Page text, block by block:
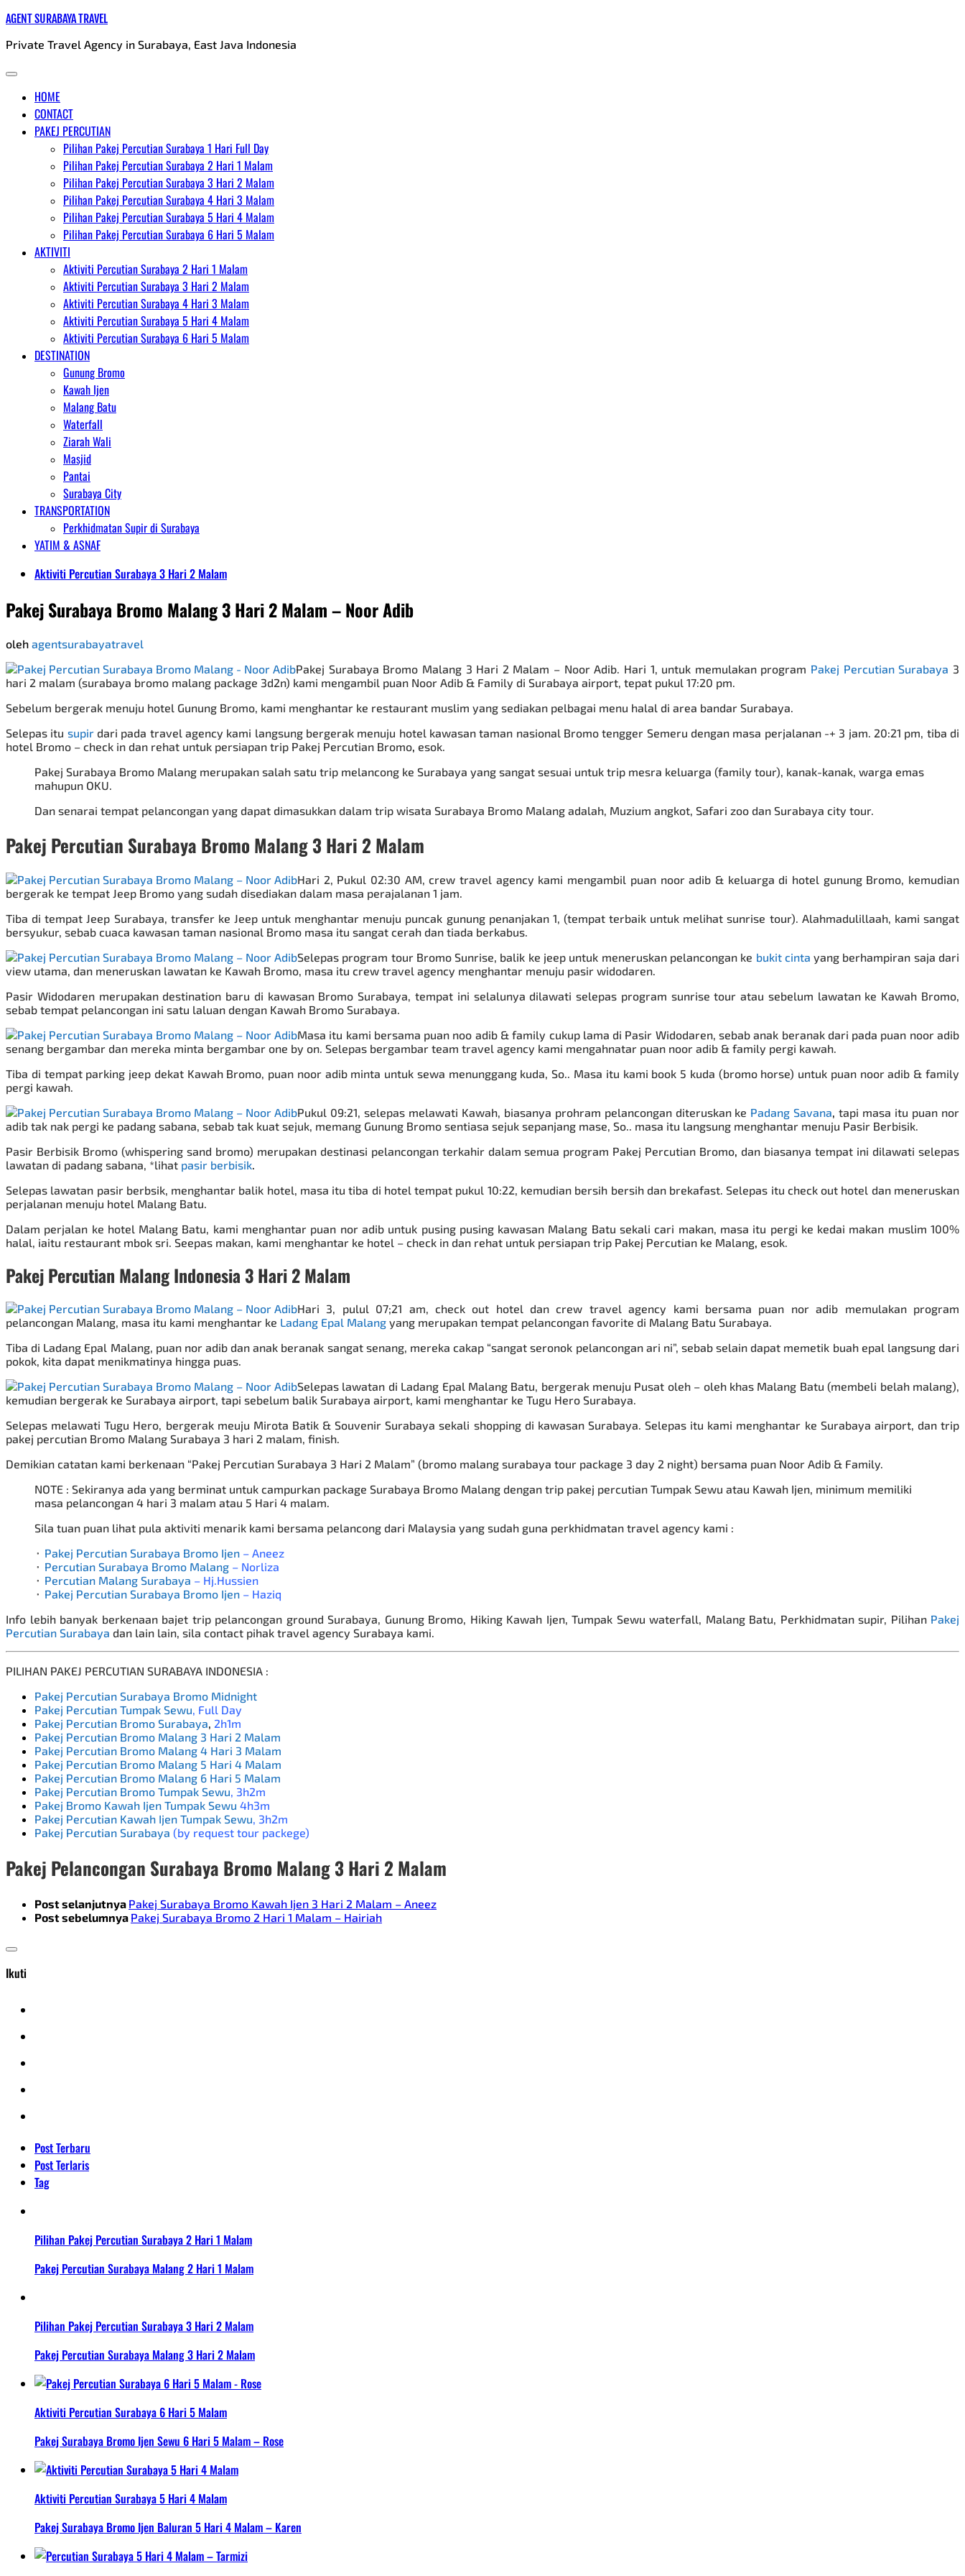
Skip
content
AGENT SURABAYA TRAVEL
Private Travel Agency in Surabaya, East Java Indonesia
HOME
CONTACT
PAKEJ PERCUTIAN
Pilihan Pakej Percutian Surabaya 1 Hari Full Day
Pilihan Pakej Percutian Surabaya 2 Hari 1 Malam
Pilihan Pakej Percutian Surabaya 3 Hari 2 Malam
Pilihan Pakej Percutian Surabaya 4 Hari 3 Malam
Pilihan Pakej Percutian Surabaya 5 Hari 4 Malam
Pilihan Pakej Percutian Surabaya 6 Hari 5 Malam
AKTIVITI
Aktiviti Percutian Surabaya 2 Hari 1 Malam
Aktiviti Percutian Surabaya 3 Hari 2 Malam
Aktiviti Percutian Surabaya 4 Hari 3 Malam
Aktiviti Percutian Surabaya 5 Hari 4 Malam
Aktiviti Percutian Surabaya 6 Hari 5 Malam
DESTINATION
Gunung Bromo
Kawah Ijen
Malang Batu
Waterfall
Ziarah Wali
Masjid
Pantai
Surabaya City
TRANSPORTATION
Perkhidmatan Supir di Surabaya
YATIM & ASNAF
Aktiviti Percutian Surabaya 3 Hari 2 Malam
Pakej Surabaya Bromo Malang 3 Hari 2 Malam – Noor Adib
oleh agentsurabayatravel
Pakej Surabaya Bromo Malang 3 Hari 2 Malam – Noor Adib. Hari 1, untuk memulakan program Pakej Percutian Surabaya 3
hari 2 malam (surabaya bromo malang package 3d2n) kami mengambil puan Noor Adib & Family di Surabaya airport, tepat pukul 17:20 pm.
Sebelum bergerak menuju hotel Gunung Bromo, kami menghantar ke restaurant muslim yang sediakan pelbagai menu halal di area bandar Surabaya.
Selepas itu supir dari pada travel agency kami langsung bergerak menuju hotel kawasan taman nasional Bromo tengger Semeru dengan masa perjalanan -+ 3 jam. 20:21 pm, tiba di
hotel Bromo – check in dan rehat untuk persiapan trip Pakej Percutian Bromo, esok.
Pakej Surabaya Bromo Malang merupakan salah satu trip melancong ke Surabaya yang sangat sesuai untuk trip mesra keluarga (family tour), kanak-kanak, warga emas
mahupun OKU.
Dan senarai tempat pelancongan yang dapat dimasukkan dalam trip wisata Surabaya Bromo Malang adalah, Muzium angkot, Safari zoo dan Surabaya city tour.
Pakej Percutian Surabaya Bromo Malang 3 Hari 2 Malam
Hari 2, Pukul 02:30 AM, crew travel agency kami mengambil puan noor adib & keluarga di hotel gunung Bromo, kemudian
bergerak ke tempat Jeep Bromo yang sudah disediakan dalam masa perajalanan 1 jam.
Tiba di tempat Jeep Surabaya, transfer ke Jeep untuk menghantar menuju puncak gunung penanjakan 1, (tempat terbaik untuk melihat sunrise tour). Alahmadulillaah, kami sangat
bersyukur, sebab cuaca kawasan taman nasional Bromo masa itu sangat cerah dan tiada berkabus.
Selepas program tour Bromo Sunrise, balik ke jeep untuk meneruskan pelancongan ke bukit cinta yang berhampiran saja dari
view utama, dan meneruskan lawatan ke Kawah Bromo, masa itu crew travel agency menghantar menuju pasir widodaren.
Pasir Widodaren merupakan destination baru di kawasan Bromo Surabaya, tempat ini selalunya dilawati selepas program sunrise tour atau sebelum lawatan ke Kawah Bromo,
sebab tempat pelancongan ini satu laluan dengan Kawah Bromo Surabaya.
Masa itu kami bersama puan noo adib & family cukup lama di Pasir Widodaren, sebab anak beranak dari pada puan noor adib
senang bergambar dan mereka minta bergambar one by on. Selepas bergambar team travel agency kami mengahnatar puan noor adib & family pergi kawah.
Tiba di tempat parking jeep dekat Kawah Bromo, puan noor adib minta untuk sewa menunggang kuda, So.. Masa itu kami book 5 kuda (bromo horse) untuk puan noor adib & family
pergi kawah.
Pukul 09:21, selepas melawati Kawah, biasanya prohram pelancongan diteruskan ke Padang Savana ,tapi masa itu puan nor
adib tak nak pergi ke padang sabana, sebab tak kuat sejuk, memang Gunung Bromo sentiasa sejuk sepanjang mase, So.. masa itu langsung menghantar menuju Pasir Berbisik.
Pasir Berbisik Bromo (whispering sand bromo) merupakan destinasi pelancongan terkahir dalam semua program Pakej Percutian Bromo dan biasanya tempat ini dilawati selepas
lawatan di padang sabana, *lihat pasir berbisik
Selepas lawatan pasir berbsik, menghantar balik hotel, masa itu tiba di hotel tempat pukul 10:22, kemudian bersih bersih dan brekafast. Selepas itu check out hotel dan meneruskan
perjalanan menuju hotel Malang Batu.
Dalam perjalan ke hotel Malang Batu, kami menghantar puan nor adib untuk pusing pusing kawasan Malang Batu sekali cari makan, masa itu pergi ke kedai makan muslim 100%
halal, iaitu restaurant mbok sri. Seepas makan, kami menghantar ke hotel – check in dan rehat untuk persiapan trip Pakej Percutian ke Malang esok.
Pakej Percutian Malang Indonesia 3 Hari 2 Malam
Hari 3, pulul 07;21 am, check out hotel dan crew travel agency kami bersama puan nor adib memulakan program
pelancongan Malang, masa itu kami menghantar ke Ladang Epal Malang yang merupakan tempat pelancongan favorite di Malang Batu Surabaya.
Tiba di Ladang Epal Malang, puan nor adib dan anak beranak sangat senang, mereka cakap “sangat seronok pelancongan ari ni”, sebab selain dapat memetik buah epal langsung dari
pokok, kita dapat menikmatinya hingga puas.
Selepas lawatan di Ladang Epal Malang Batu, bergerak menuju Pusat oleh – oleh khas Malang Batu (membeli belah malang),
kemudian bergerak ke Surabaya airport, tapi sebelum balik Surabaya airport, kami menghantar ke Tugu Hero Surabaya.
Selepas melawati Tugu Hero, bergerak meuju Mirota Batik & Souvenir Surabaya sekali shopping di kawasan Surabaya. Selepas itu kami menghantar ke Surabaya airport, dan trip
pakej percutian Bromo Malang Surabaya 3 hari 2 malam, finish.
Demikian catatan kami berkenaan “Pakej Percutian Surabaya 3 Hari 2 Malam” (bromo malang surabaya tour package 3 day 2 night) bersama puan Noor Adib & Family.
NOTE : Sekiranya ada yang berminat untuk campurkan package Surabaya Bromo Malang dengan trip pakej percutian Tumpak Sewu atau Kawah Ijen, minimum memiliki
masa pelancongan 4 hari 3 malam atau 5 Hari 4 malam.
Sila tuan puan lihat pula aktiviti menarik kami bersama pelancong dari Malaysia yang sudah guna perkhidmatan travel agency kami :
⬞ Pakej Percutian Surabaya Bromo Ijen – Aneez
⬞ Percutian Surabaya Bromo Malang – Norliza
⬞ Percutian Malang Surabaya – Hj.Hussien
⬞ Pakej Percutian Surabaya Bromo Ijen – Haziq
Info lebih banyak berkenaan bajet trip pelancongan ground Surabaya, Gunung Bromo, Hiking Kawah Ijen, Tumpak Sewu waterfall, Malang Batu, Perkhidmatan supir, Pilihan Pakej
Percutian Surabaya dan lain lain, sila contact pihak travel agency Surabaya kami.
PILIHAN PAKEJ PERCUTIAN SURABAYA INDONESIA :
Pakej Percutian Surabaya Bromo Midnight
Pakej Percutian Tumpak Sewu, Full Day
Pakej Percutian Bromo Surabaya, 2h1m
Pakej Percutian Bromo Malang 3 Hari 2 Malam
Pakej Percutian Bromo Malang 4 Hari 3 Malam
Pakej Percutian Bromo Malang 5 Hari 4 Malam
Pakej Percutian Bromo Malang 6 Hari 5 Malam
Pakej Percutian Bromo Tumpak Sewu, 3h2m
Pakej Bromo Kawah Ijen Tumpak Sewu 4h3m
Pakej Percutian Kawah Ijen Tumpak Sewu, 3h2m
Pakej Percutian Surabaya (by request tour packege)
Pakej Pelancongan Surabaya Bromo Malang 3 Hari 2 Malam
Post selanjutnya Pakej Surabaya Bromo Kawah Ijen 3 Hari 2 Malam – Aneez
Post sebelumnya Pakej Surabaya Bromo 2 Hari 1 Malam – Hairiah
Ikuti
Post Terbaru
Post Terlaris
Tag
Pilihan Pakej Percutian Surabaya 2 Hari 1 Malam
Pakej Percutian Surabaya Malang 2 Hari 1 Malam
Pilihan Pakej Percutian Surabaya 3 Hari 2 Malam
Pakej Percutian Surabaya Malang 3 Hari 2 Malam
Aktiviti Percutian Surabaya 6 Hari 5 Malam
Pakej Surabaya Bromo Ijen Sewu 6 Hari 5 Malam – Rose
Aktiviti Percutian Surabaya 5 Hari 4 Malam
Pakej Surabaya Bromo Ijen Baluran 5 Hari 4 Malam – Karen